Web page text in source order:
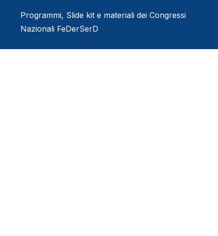
Programmi, Slide kit e materiali dei Congressi
Nazionali FeDerSerD